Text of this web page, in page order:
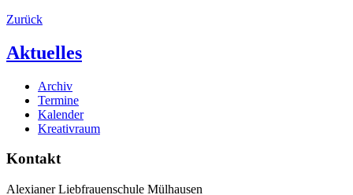
Zurück
Aktuelles
Archiv
Termine
Kalender
Kreativraum
Kontakt
Alexianer Liebfrauenschule Mülhausen